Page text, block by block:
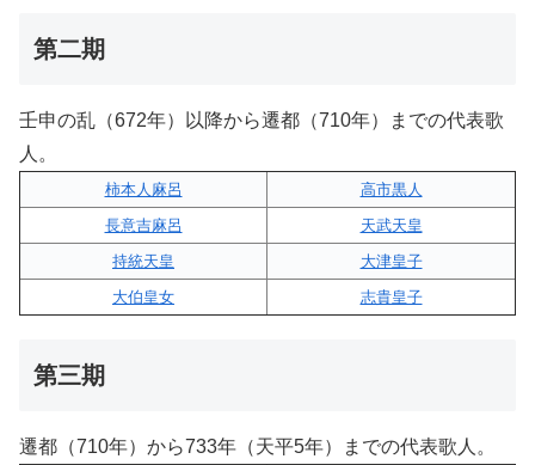
第二期
壬申の乱（672年）以降から遷都（710年）までの代表歌
人。
柿本人麻呂
高市黒人
長意吉麻呂
天武天皇
持統天皇
大津皇子
大伯皇女
志貴皇子
第三期
遷都（710年）から733年（天平5年）までの代表歌人。